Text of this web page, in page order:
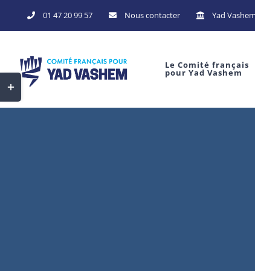
to
01 47 20 99 57 Nous contacter Yad
Le Comité français
pour Yad Vashem
Toggle
Sliding